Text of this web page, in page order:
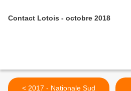
Contact Lotois - octobre 2018
< 2017 - Nationale Sud